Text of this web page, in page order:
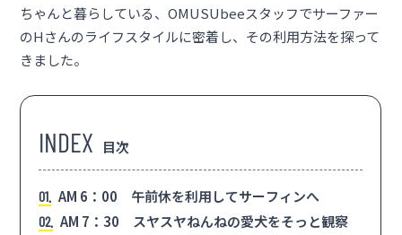
ちゃんと暮らしている、OMUSUbeeスタッフでサーファー
のHさんのライフスタイルに密着し、その利用方法を探って
きました。
目次
1 AM 6：00 午前休を利用してサーフィンへ
2 AM 7：30 スヤスヤねんねの愛犬をそっと観察